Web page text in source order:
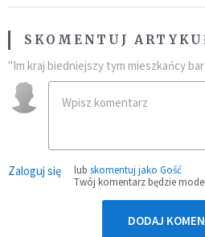
SKOMENTUJ
"Im kraj biedniejszy tym mieszkańcy
Zaloguj się lub skomentuj jako Gość
Twój komentarz będzie
DODAJ